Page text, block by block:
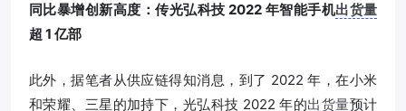
同比暴增创新高度：传光弘科技 2022 年智能手机出货量
超 1 亿部
此外，据笔者从供应链得知消息，到了 2022 年，在小米
和荣耀、三星的加持下，光弘科技 2022 年的出货量预计